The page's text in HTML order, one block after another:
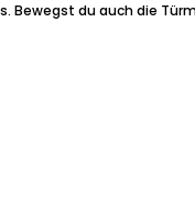
du auch die